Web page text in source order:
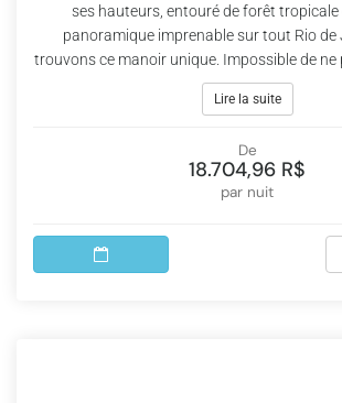
ses hauteurs, entouré de forêt tropicale
panoramique imprenable sur tout Rio de
trouvons ce manoir unique. Impossible de ne
Lire la suite
De
18.704,96 R$
par nuit